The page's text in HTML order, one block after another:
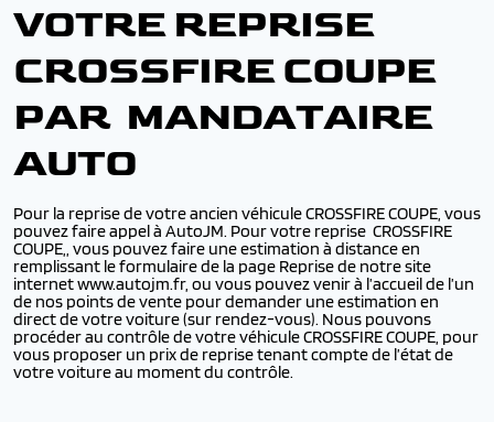
VOTRE REPRISE
CROSSFIRE COUPE
PAR MANDATAIRE
AUTO
Pour la reprise de votre ancien véhicule CROSSFIRE COUPE, vous
pouvez faire appel à AutoJM. Pour votre reprise CROSSFIRE
COUPE,, vous pouvez faire une estimation à distance en
remplissant le formulaire de la page Reprise de notre site
internet www.autojm.fr, ou vous pouvez venir à l’accueil de l’un
de nos points de vente pour demander une estimation en
direct de votre voiture (sur rendez-vous). Nous pouvons
procéder au contrôle de votre véhicule CROSSFIRE COUPE, pour
vous proposer un prix de reprise tenant compte de l’état de
votre voiture au moment du contrôle.